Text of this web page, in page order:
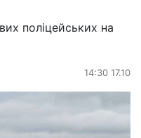
поліцейських на
14:30 17.10